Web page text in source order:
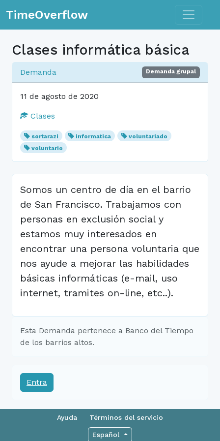
TimeOverflow Toggle
Clases informática básica
Demanda Demanda grupal
11 de agosto de 2020
Clases
sortarazi informatica
voluntariado
voluntario
Somos un centro de día en el barrio
de San Francisco. Trabajamos con
personas en exclusión social y
estamos muy interesados en
encontrar una persona voluntaria que
nos ayude a mejorar las habilidades
básicas informáticas (e-mail, uso
internet, tramites on-line, etc..).
Esta Demanda pertenece a Banco del Tiempo
de los barrios altos.
Entra
Ayuda Términos del servicio
Español